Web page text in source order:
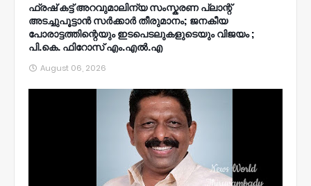
ഫ്രഷ് കട്ട് അറവുമാലിന്യ സംസ്കരണ പ്ലാന്റ്
അടച്ചുപൂട്ടാൻ സർക്കാർ തീരുമാനം; ജനകീയ
പോരാട്ടത്തിന്റെയും ഇടപെടലുകളുടെയും വിജയം ;
പി.കെ. ഫിറോസ് എം.എൽ‍.എ
August 06, 2026